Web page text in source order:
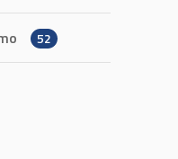
52